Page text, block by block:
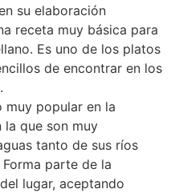
su elaboración
receta muy básica para
Es uno de los platos
de encontrar en los
muy popular en la
la que son muy
tanto de sus ríos
parte de la
lugar, aceptando